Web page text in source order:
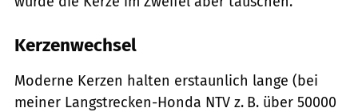
Kerzenwechsel
Moderne Kerzen halten erstaunlich lange (bei
meiner Langstrecken-Honda NTV z. B. über 50000